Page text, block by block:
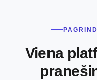
Viena